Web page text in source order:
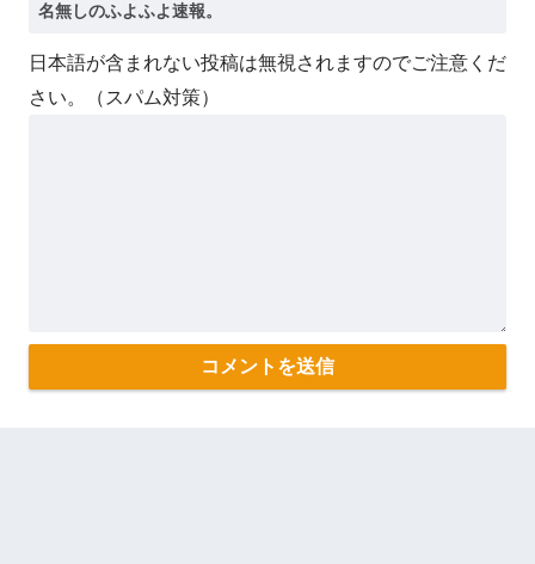
日本語が含まれない投稿は無視されますのでご注意くだ
さい。（スパム対策）